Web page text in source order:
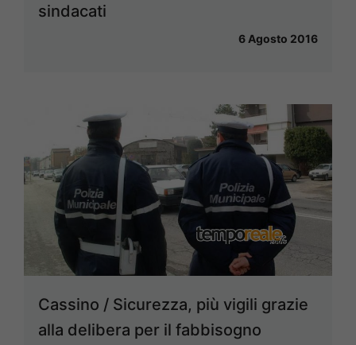
sindacati
6 Agosto 2016
Cassino / Sicurezza, più vigili grazie
alla delibera per il fabbisogno